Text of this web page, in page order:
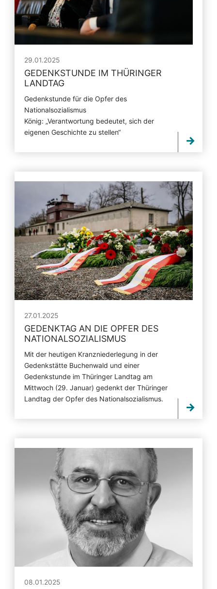
29.01.2025
GEDENKSTUNDE IM THÜRINGER
LANDTAG
Gedenkstunde für die Opfer des
Nationalsozialismus
König: „Verantwortung bedeutet, sich der
eigenen Geschichte zu stellen“
27.01.2025
GEDENKTAG AN DIE OPFER DES
NATIONALSOZIALISMUS
Mit der heutigen Kranzniederlegung in der
Gedenkstätte Buchenwald und einer
Gedenkstunde im Thüringer Landtag am
Mittwoch (29. Januar) gedenkt der Thüringer
Landtag der Opfer des Nationalsozialismus.
08.01.2025